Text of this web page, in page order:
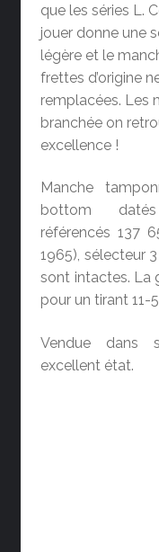
que les séries L.
jouer donne une
légère et le
frettes d’origine
remplacées. Les
branchée on
excellence !
Manche
bottom
référencés 137
1965), sélecteur
sont intactes. La
pour un tirant 11-
Vendue dans
excellent état.